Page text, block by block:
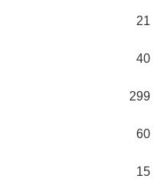
21
40
299
60
15